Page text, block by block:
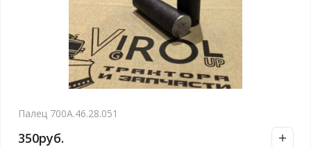
Палец 700А.46.28.051
350руб.